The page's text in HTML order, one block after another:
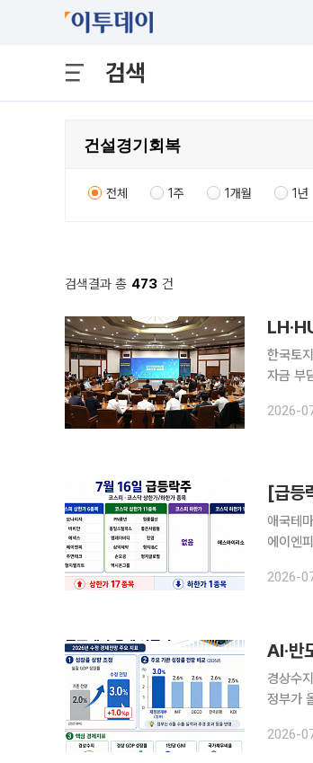
검색
전체 1주 1개월 1년
검색결과 총 473 건
한국토
자금 부
남부지
2026-
애국테
에이엔
2026-
AI·반
경상수
정부가
실성에
2026-